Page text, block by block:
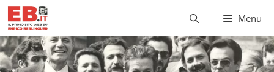
Vai
contenuto
Menu